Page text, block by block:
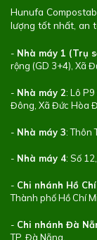
Hunufa
lượng tốt nhất, an
- Nhà máy 1 (Trụ
rộng (GD 3+4), Xã
- Nhà máy 2: Lô
Đông, Xã Đức Hòa
- Nhà máy 3: Thôn
- Nhà máy 4: Số
- Chi nhánh Hồ
Thành phố Hồ Chí
- Chi nhánh Đà
TP. Đà Nẵng.